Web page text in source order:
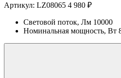
Артикул: LZ08065 4 980 ₽
Световой поток, Лм 10000
Номинальная мощность, Вт